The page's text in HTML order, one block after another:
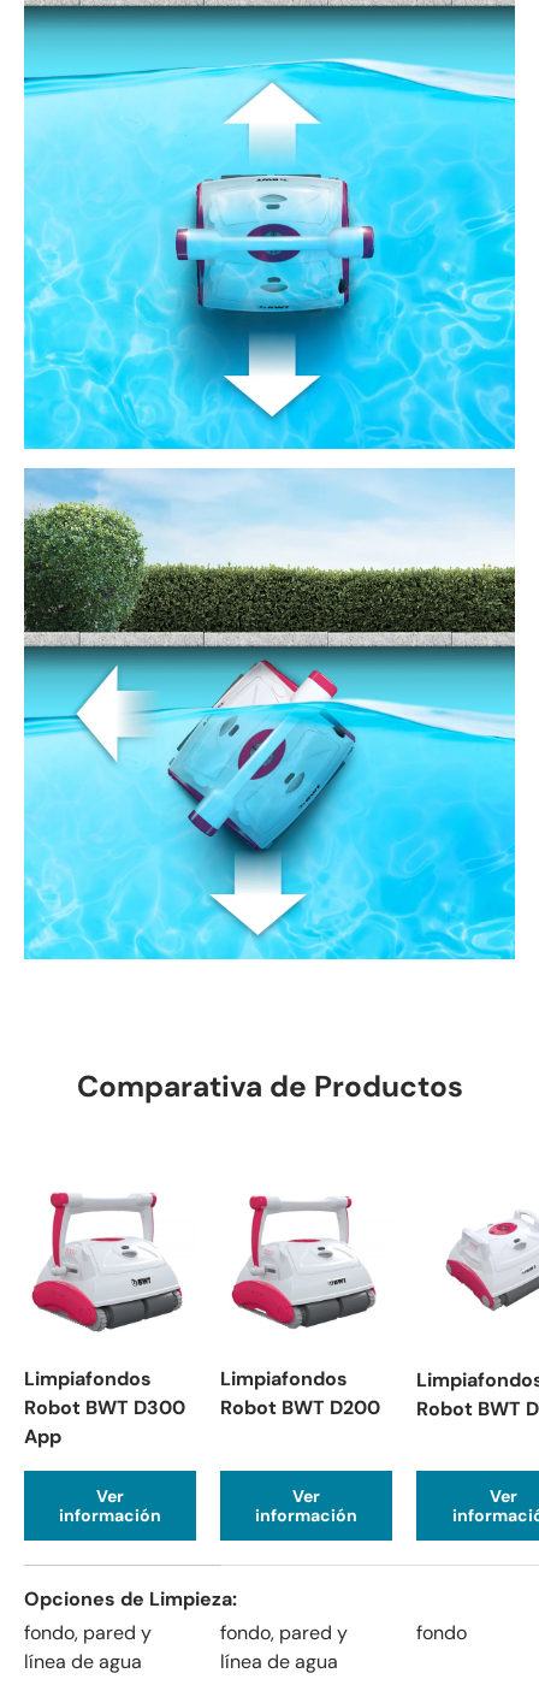
Comparativa de Productos
Limpiafondos
Robot BWT D300
App
Ver
información
Limpiafondos
Robot BWT D200
Ver
información
Robot BWT
Ver
Opciones de Limpieza
fondo, pared y
línea de agua
fondo, pared y
línea de agua
fondo